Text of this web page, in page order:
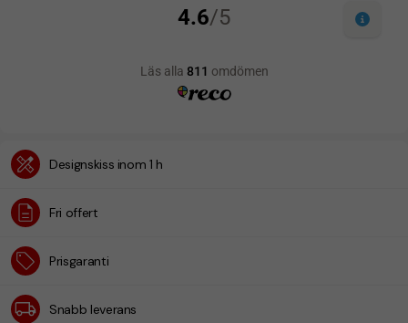
Designskiss inom 1 h
Fri offert
Prisgaranti
Snabb leverans